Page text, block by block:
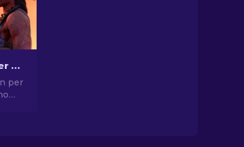
Le migliori skin per pistola in CS2 [2026]
per